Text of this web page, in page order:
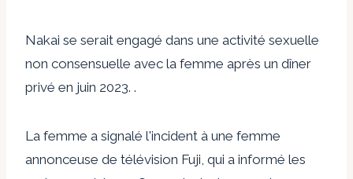
Nakai se serait engagé dans une activité sexuelle
non consensuelle avec la femme après un dîner
privé en juin 2023. .
La femme a signalé l'incident à une femme
annonceuse de télévision Fuji, qui a informé les